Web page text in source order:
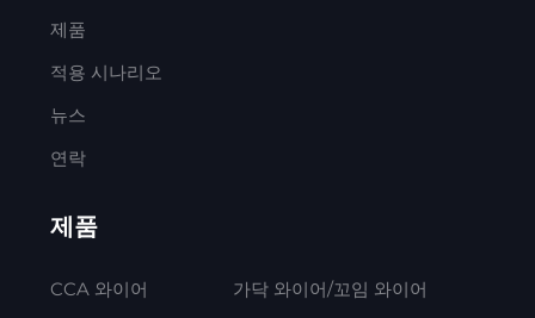
제품
적용 시나리오
뉴스
연락
제품
CCA 와이어
가닥 와이어/꼬임 와이어